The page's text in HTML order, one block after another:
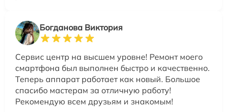
Богданова Виктория
Сервис центр на высшем уровне! Ремонт моего
смартфона был выполнен быстро и качественно.
Теперь аппарат работает как новый. Большое
спасибо мастерам за отличную работу!
Рекомендую всем друзьям и знакомым!